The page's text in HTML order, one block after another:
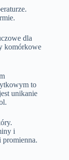
dla
komórkowe
to
unikanie
i
promienna.